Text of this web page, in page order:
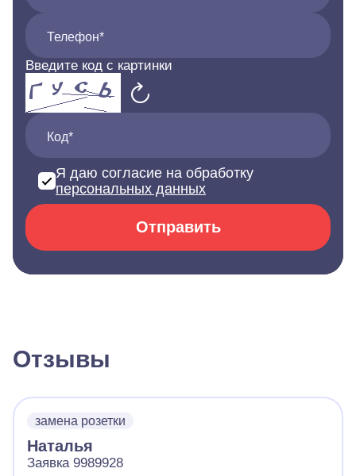
Телефон*
Введите код с картинки
Код*
Я даю согласие на обработку
персональных данных
Отправить
Отзывы
замена розетки
Наталья
Заявка 9989928